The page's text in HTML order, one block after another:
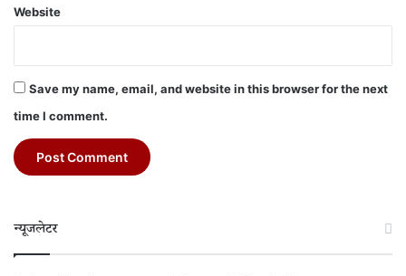
Website
Save my name, email, and website in this browser for the next
time I comment.
न्यूजलेटर